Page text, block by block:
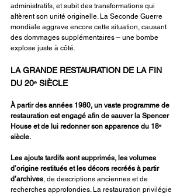
administratifs, et subit des transformations qui
altèrent son unité originelle. La Seconde Guerre
mondiale aggrave encore cette situation, causant
des dommages supplémentaires – une bombe
explose juste à côté.
LA GRANDE RESTAURATION DE LA FIN
DU 20ᵉ SIÈCLE
À partir des années 1980, un vaste programme de
restauration est engagé afin de sauver la Spencer
House et de lui redonner son apparence du 18ᵉ
siècle.
Les ajouts tardifs sont supprimés, les volumes
d’origine restitués et les décors recréés à partir
d’archives, de descriptions anciennes et de
recherches approfondies. La restauration privilégie